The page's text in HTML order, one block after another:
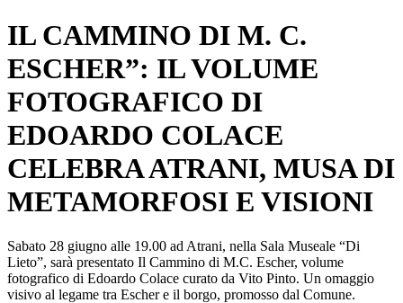
IL CAMMINO DI M. C.
ESCHER”: IL VOLUME
FOTOGRAFICO DI
EDOARDO COLACE
CELEBRA ATRANI, MUSA DI
METAMORFOSI E VISIONI
Sabato 28 giugno alle 19.00 ad Atrani, nella Sala Museale “Di
Lieto”, sarà presentato Il Cammino di M.C. Escher, volume
fotografico di Edoardo Colace curato da Vito Pinto. Un omaggio
visivo al legame tra Escher e il borgo, promosso dal Comune.